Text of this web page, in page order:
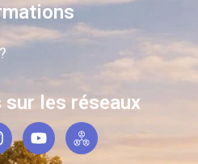
sur les réseaux